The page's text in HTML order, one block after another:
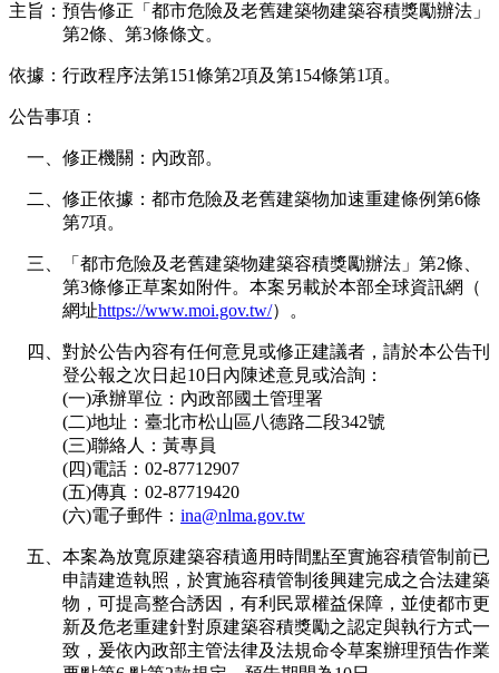
主旨：預告修正「都市危險及老舊建築物建築容積獎勵辦法」
第2條、第3條條文。
依據：行政程序法第151條第2項及第154條第1項。
公告事項：
一、修正機關：內政部。
二、修正依據：都市危險及老舊建築物加速重建條例第6條
第7項。
三、「都市危險及老舊建築物建築容積獎勵辦法」第2條、
第3條修正草案如附件。本案另載於本部全球資訊網（
網址https://www.moi.gov.tw/）。
四、對於公告內容有任何意見或修正建議者，請於本公告刊
登公報之次日起10日內陳述意見或洽詢：
(一)承辦單位：內政部國土管理署
(二)地址：臺北市松山區八德路二段342號
(三)聯絡人：黃專員
(四)電話：02-87712907
(五)傳真：02-87719420
(六)電子郵件： ina@nlma.gov.tw
五、本案為放寬原建築容積適用時間點至實施容積管制前已
申請建造執照，於實施容積管制後興建完成之合法建築
物，可提高整合誘因，有利民眾權益保障，並使都市更
新及危老重建針對原建築容積獎勵之認定與執行方式一
致，爰依內政部主管法律及法規命令草案辦理預告作業